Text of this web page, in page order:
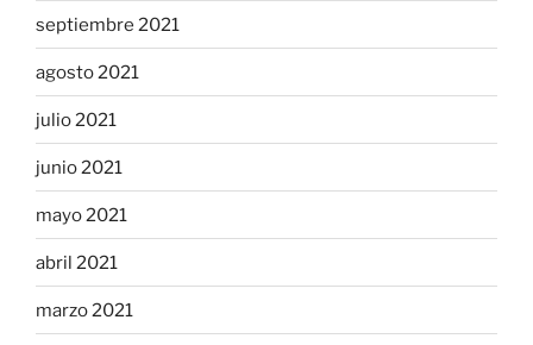
septiembre 2021
agosto 2021
julio 2021
junio 2021
mayo 2021
abril 2021
marzo 2021